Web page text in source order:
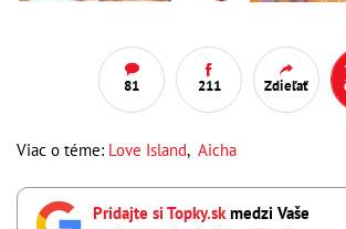
81 211 Zdieľať
Viac o téme: Love Island, Aicha
Pridajte si Topky.skmedzi Vaše